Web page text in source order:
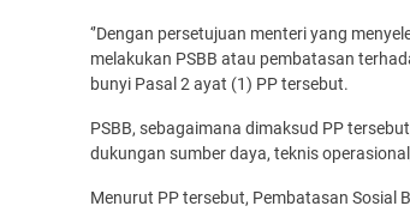
‘’Dengan persetujuan menteri yang
melakukan PSBB atau pembatasan
bunyi Pasal 2 ayat (1) PP tersebut.
PSBB, sebagaimana dimaksud PP
dukungan sumber daya, teknis
Menurut PP tersebut, Pembatasan Sosial